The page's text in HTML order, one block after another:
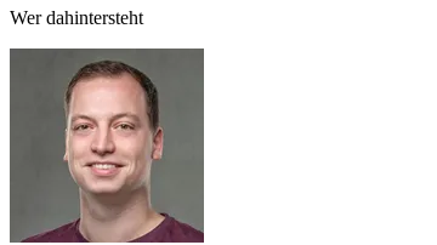
Wer dahintersteht